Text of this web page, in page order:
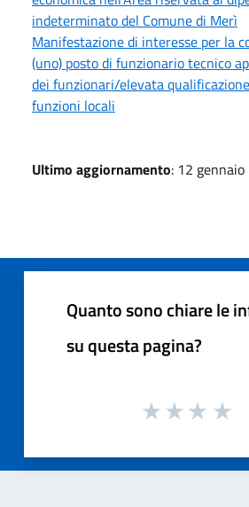
indeterminato del Comune di Merì
Manifestazione di interesse per la
(uno) posto di funzionario tecnico
dei funzionari/elevata
funzioni locali
Ultimo aggiornamento: 12
Quanto sono chiare le
su questa pagina?